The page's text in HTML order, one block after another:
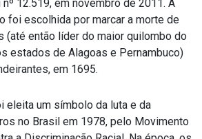
12.519, em novembro de 2011. A
foi escolhida por marcar a morte de
(até então líder do maior quilombo do
estados de Alagoas e Pernambuco)
em 1695.
eleita um símbolo da luta e da
no Brasil em 1978, pelo Movimento